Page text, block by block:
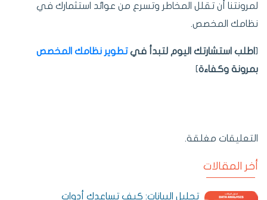
لمرونتنا أن تقلل المخاطر وتسرع من عوائد استثمارك في
نظامك المخصص.
[ اطلب استشارتك اليوم لتبدأ فيتطوير نظامك المخصص
بمرونة وكفاءة]
التعليقات مغلقة.
أخر المقالات
تحليل البيانات: كيف تساعدك أدوات